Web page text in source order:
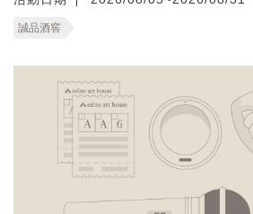
誠品酒窖